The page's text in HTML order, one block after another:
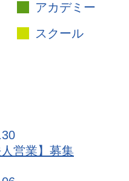
アカデミー
スクール
営業】募集